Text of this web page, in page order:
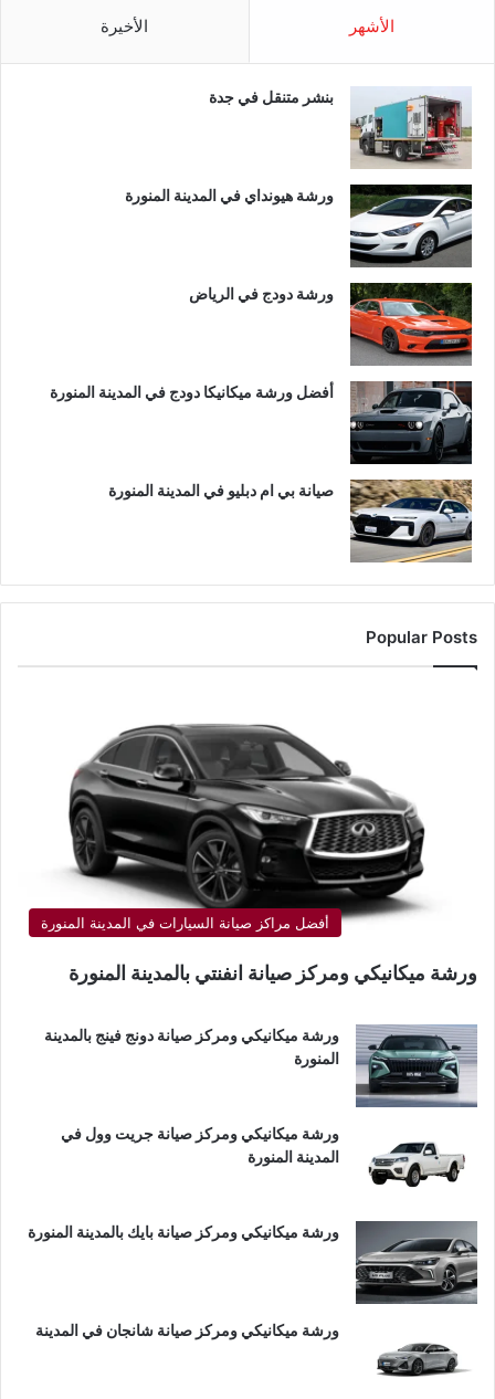
الأشهر الأخيرة
بنشر متنقل في جدة
ورشة هيونداي في المدينة المنورة
ورشة دودج في الرياض
أفضل ورشة ميكانيكا دودج في المدينة المنورة
صيانة بي ام دبليو في المدينة المنورة
Popular Posts
أفضل مراكز صيانة السيارات في المدينة المنورة
ورشة ميكانيكي ومركز صيانة انفنتي بالمدينة المنورة
ورشة ميكانيكي ومركز صيانة دونج فينج بالمدينة
المنورة
ورشة ميكانيكي ومركز صيانة جريت وول في
المدينة المنورة
ورشة ميكانيكي ومركز صيانة بايك بالمدينة المنورة
ورشة ميكانيكي ومركز صيانة شانجان في المدينة